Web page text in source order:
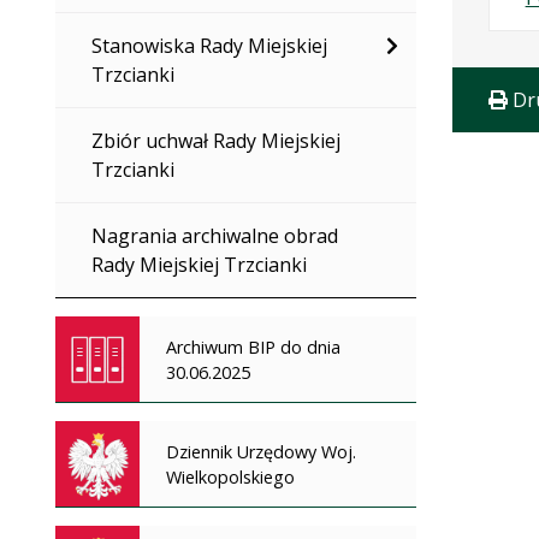
Stanowiska Rady Miejskiej
Trzcianki
Zbiór uchwał Rady Miejskiej
Trzcianki
Nagrania archiwalne obrad
Rady Miejskiej Trzcianki
Archiwum BIP do dnia
30.06.2025
Dziennik Urzędowy Woj.
Wielkopolskiego